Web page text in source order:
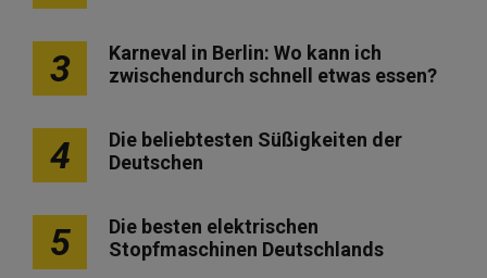
3
Karneval in Berlin: Wo kann ich
zwischendurch schnell etwas essen?
4
Die beliebtesten Süßigkeiten der
Deutschen
5
Die besten elektrischen
Stopfmaschinen Deutschlands